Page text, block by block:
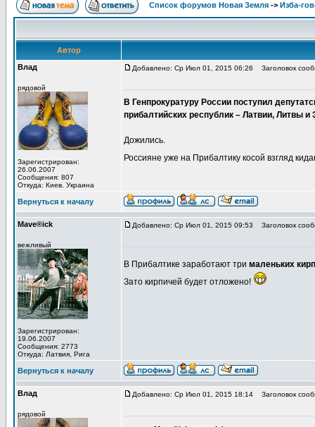
Список форумов Новая Земля -> Изба-
Автор
Влад
рядовой
Зарегистрирован:
26.06.2007
Сообщения: 807
Откуда: Киев. Украина
Добавлено: Ср Июл 01, 2015 06:26 Заголовок
В Генпрокуратуру России поступил
прибалтийских республик – Латвии, Литвы и
Дожились.
Россияне уже на Прибалтику косой взгляд
Вернуться к началу
Mave®ick
вежливый
Зарегистрирован:
19.06.2007
Сообщения: 2773
Откуда: Латвия, Рига
Добавлено: Ср Июл 01, 2015 09:53 Заголовок
В Прибалтике заработают три маленьких
Зато кирпичей будет отложено!
Вернуться к началу
Влад
рядовой
Добавлено: Ср Июл 01, 2015 18:14 Заголовок